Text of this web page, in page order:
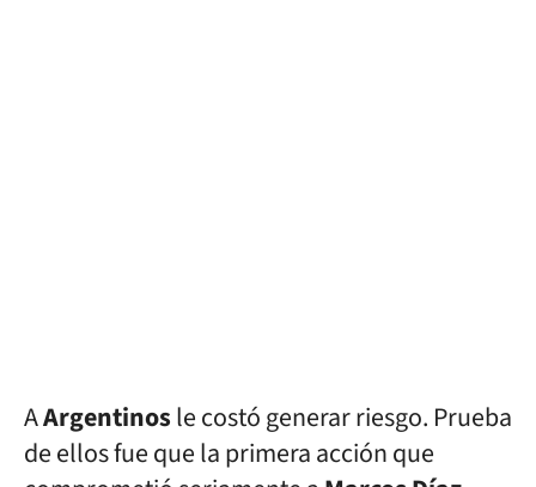
AArgentinosle costó generar riesgo. Prueba
de ellos fue que la primera acción que